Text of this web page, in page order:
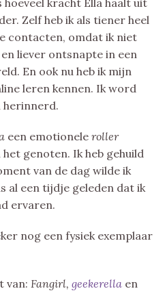
Zelf heb ik als tiener heel
contacten, omdat ik niet
liever ontsnapte in een
En ook nu heb ik mijn
leren kennen. Ik word
herinnerd.
een emotionele roller
genoten. Ik heb gehuild
van de dag wilde ik
al een tijdje geleden dat ik
ervaren.
nog een fysiek exemplaar
van: Fangirl, geekerella en